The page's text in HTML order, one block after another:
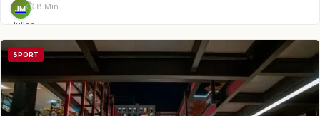
JM
Julian
Möhring
⏱ 8 Min.
SPORT